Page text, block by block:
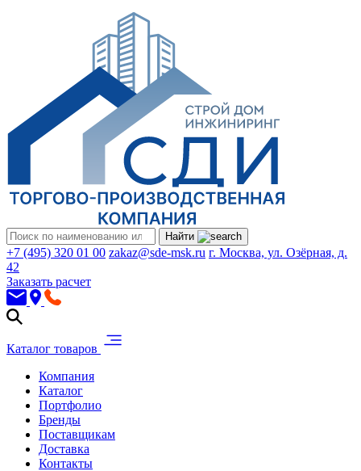
Найти
+7 (495) 320 01 00 zakaz@sde-msk.ru г. Москва, ул. Озёрная, д.
42
Заказать расчет
Каталог товаров
Компания
Каталог
Портфолио
Бренды
Поставщикам
Доставка
Контакты